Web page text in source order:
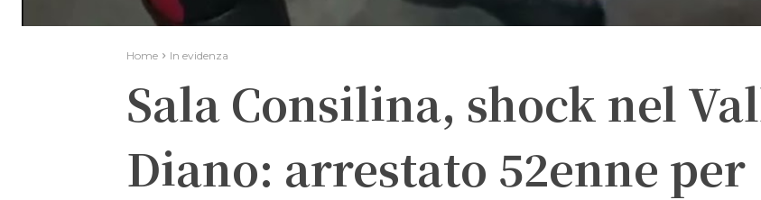
Home In evidenza
Sala Consilina, shock nel
Diano: arrestato 52enne per